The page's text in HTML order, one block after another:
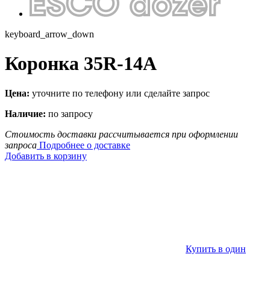
keyboard_arrow_down
Коронка 35R-14A
Цена: уточните по телефону или сделайте запрос
Наличие: по запросу
Стоимость доставки рассчитывается при оформлении
запроса Подробнее о доставке
Добавить в корзину
Купить в один